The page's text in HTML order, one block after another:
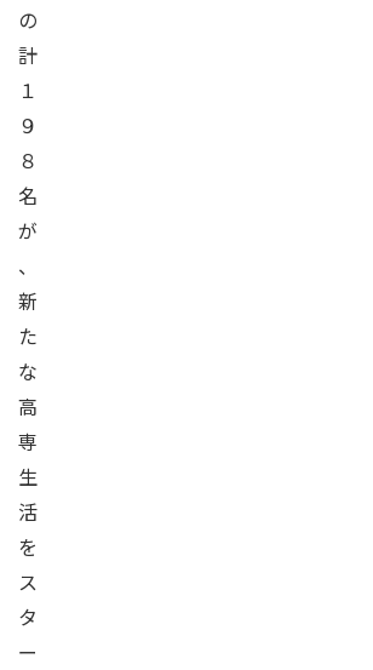
の
計
１
９
８
名
が
、
新
た
な
高
専
生
活
を
ス
タ
ー